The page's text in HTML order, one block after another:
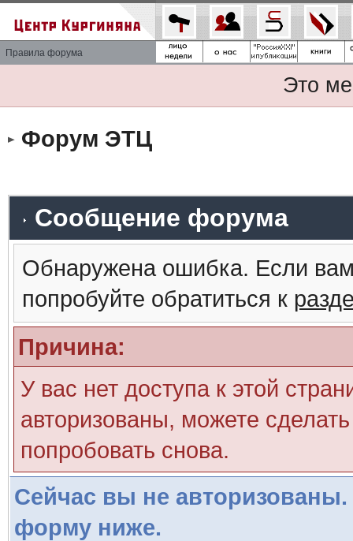
Правила форума
Это
Форум ЭТЦ
Сообщение форума
Обнаружена ошибка. Если
попробуйте обратиться к
Причина:
У вас нет доступа к этой
авторизованы, можете
попробовать снова.
Сейчас вы не авторизованы.
форму ниже.